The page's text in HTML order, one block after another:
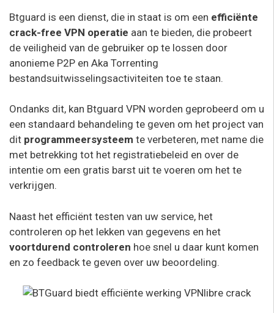
Btguard is een dienst, die in staat is om een efficiënte
crack-free VPN operatie aan te bieden, die probeert
de veiligheid van de gebruiker op te lossen door
anonieme P2P en Aka Torrenting
bestandsuitwisselingsactiviteiten toe te staan.
Ondanks dit, kan Btguard VPN worden geprobeerd om u
een standaard behandeling te geven om het project van
dit programmeersysteem te verbeteren, met name die
met betrekking tot het registratiebeleid en over de
intentie om een gratis barst uit te voeren om het te
verkrijgen.
Naast het efficiënt testen van uw service, het
controleren op het lekken van gegevens en het
voortdurend controleren hoe snel u daar kunt komen
en zo feedback te geven over uw beoordeling.